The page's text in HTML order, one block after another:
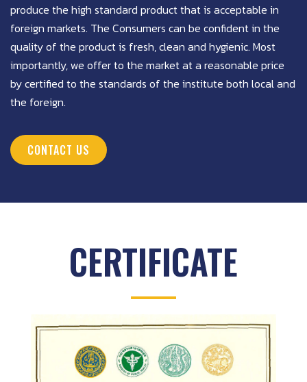
produce the high standard product that is acceptable in
foreign markets. The Consumers can be confident in the
quality of the product is fresh, clean and hygienic. Most
importantly, we offer to the market at a reasonable price
by certified to the standards of the institute both local and
the foreign.
CONTACT US
CERTIFICATE